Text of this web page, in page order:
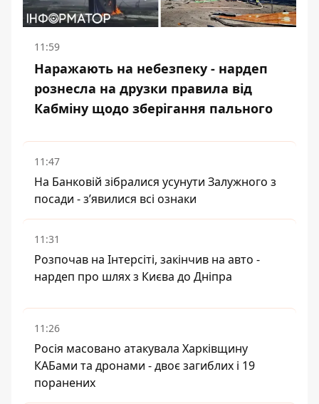
11:59
Наражають на небезпеку - нардеп
рознесла на друзки правила від
Кабміну щодо зберігання пального
11:47
На Банковій зібралися усунути Залужного з
посади - зʼявилися всі ознаки
11:31
Розпочав на Інтерсіті, закінчив на авто -
нардеп про шлях з Києва до Дніпра
11:26
Росія масовано атакувала Харківщину
КАБами та дронами - двоє загиблих і 19
поранених